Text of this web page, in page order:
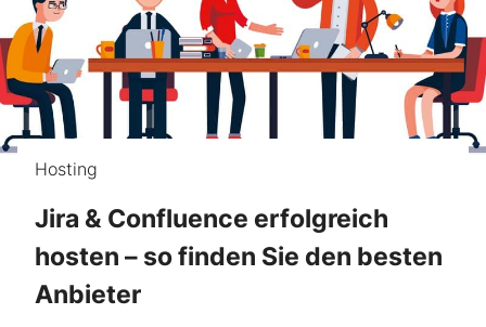
Hosting
Jira & Confluence erfolgreich
hosten – so finden Sie den besten
Anbieter